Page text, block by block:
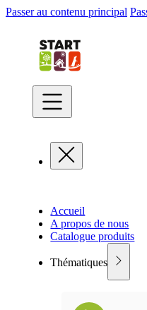
Passer au contenu principal
Accueil
A propos de nous
Catalogue produits
Thématiques